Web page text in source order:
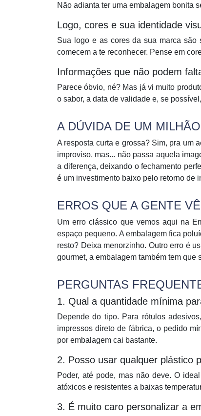
Não adianta ter uma embalagem bonita
Logo, cores e sua identidade
Sua logo e as cores da sua marca são
comecem a te reconhecer. Pense em
Informações que não podem
Parece óbvio, né? Mas já vi muito
o sabor, a data de validade e, se
A DÚVIDA DE UM
A resposta curta e grossa? Sim, pra um
improviso, mas... não passa aquela
a diferença, deixando o fechamento
é um investimento baixo pelo retorno de
ERROS QUE A GENTE
Um erro clássico que vemos aqui na
espaço pequeno. A embalagem fica
resto? Deixa menorzinho. Outro erro é
gourmet, a embalagem também tem que
PERGUNTAS
1. Qual a quantidade mínima
Depende do tipo. Para rótulos
impressos direto de fábrica, o pedido
por embalagem cai bastante.
2. Posso usar qualquer plástico
Poder, até pode, mas não deve. O
atóxicos e resistentes a baixas
3. É muito caro personalizar a